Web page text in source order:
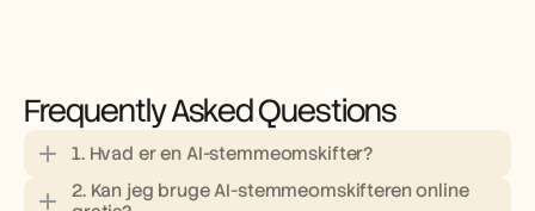
Frequently Asked Questions
1. Hvad er en AI-stemmeomskifter?
2. Kan jeg bruge AI-stemmeomskifteren online